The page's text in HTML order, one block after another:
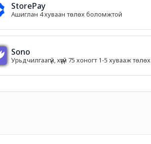
StorePay
Ашиглан 4 хуваан төлөх боломжтой
Sono
Урьдчилгаагүй, хүүгүй 75 хоногт 1-5 хувааж төлөх